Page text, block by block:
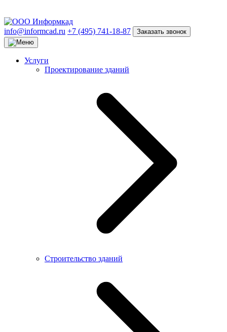
info@informcad.ru +7 (495) 741-18-87 Заказать звонок
Услуги
Проектирование зданий
Строительство зданий